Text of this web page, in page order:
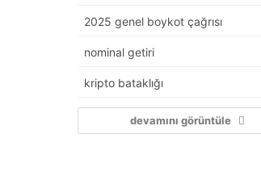
2025 genel boykot çağrısı
nominal getiri
kripto bataklığı
devamını görüntüle